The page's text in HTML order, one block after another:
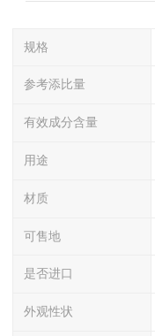
规格
参考添比量
有效成分含量
用途
材质
可售地
是否进口
外观性状